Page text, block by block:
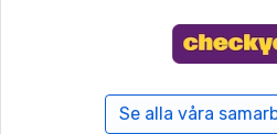
Se alla våra